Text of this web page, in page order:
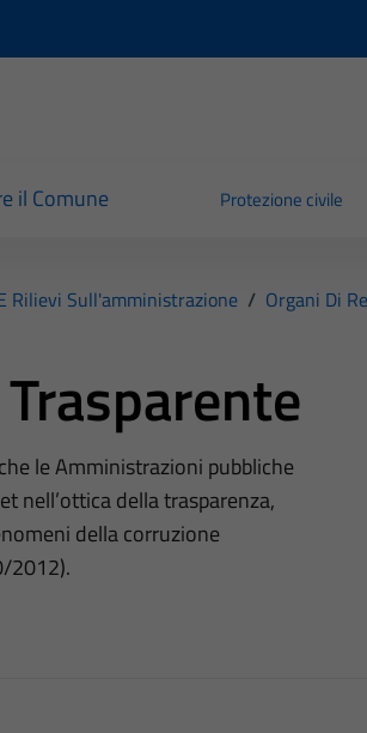
il Comune Protezione civile
Rilievi Sull'amministrazione / Organi Di
le Amministrazioni pubbliche
nell’ottica della trasparenza,
della corruzione
2012).